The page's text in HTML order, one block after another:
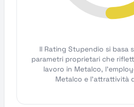
Il Rating Stupendio si basa
parametri proprietari che
lavoro in Metalco,
Metalco e l'attrattività